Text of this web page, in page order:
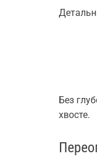
Без
хвосте.